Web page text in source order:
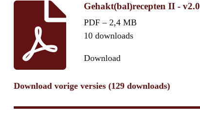
Gehakt(bal)recepten II - v2.0
PDF – 2,4 MB
10 downloads
Download
Download vorige versies (129 downloads)